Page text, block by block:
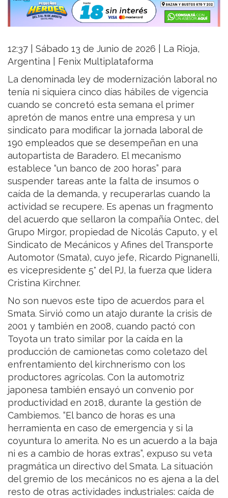
12:37 | Sábado 13 de Junio de 2026 | La Rioja,
Argentina | Fenix Multiplataforma
La denominada ley de modernización laboral no
tenía ni siquiera cinco días hábiles de vigencia
cuando se concretó esta semana el primer
apretón de manos entre una empresa y un
sindicato para modificar la jornada laboral de
190 empleados que se desempeñan en una
autopartista de Baradero. El mecanismo
establece “un banco de 200 horas” para
suspender tareas ante la falta de insumos o
caída de la demanda, y recuperarlas cuando la
actividad se recupere. Es apenas un fragmento
del acuerdo que sellaron la compañía Ontec, del
Grupo Mirgor, propiedad de Nicolás Caputo, y el
Sindicato de Mecánicos y Afines del Transporte
Automotor (Smata), cuyo jefe, Ricardo Pignanelli,
es vicepresidente 5° del PJ, la fuerza que lidera
Cristina Kirchner.
No son nuevos este tipo de acuerdos para el
Smata. Sirvió como un atajo durante la crisis de
2001 y también en 2008, cuando pactó con
Toyota un trato similar por la caída en la
producción de camionetas como coletazo del
enfrentamiento del kirchnerismo con los
productores agrícolas. Con la automotriz
japonesa también ensayó un convenio por
productividad en 2018, durante la gestión de
Cambiemos. “El banco de horas es una
herramienta en caso de emergencia y si la
coyuntura lo amerita. No es un acuerdo a la baja
ni es a cambio de horas extras”, expuso su veta
pragmática un directivo del Smata. La situación
del gremio de los mecánicos no es ajena a la del
resto de otras actividades industriales: caída de